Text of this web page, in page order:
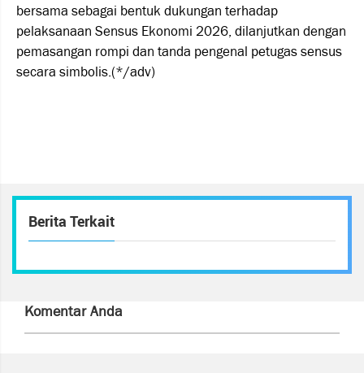
bersama sebagai bentuk dukungan terhadap
pelaksanaan Sensus Ekonomi 2026, dilanjutkan dengan
pemasangan rompi dan tanda pengenal petugas sensus
secara simbolis.(*/adv)
Berita Terkait
Komentar Anda